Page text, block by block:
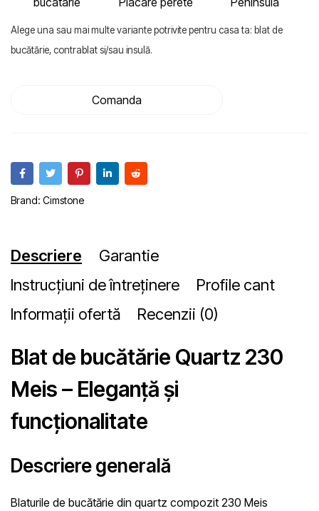
Alege una sau mai multe variante potrivite pentru casa ta: blat de
bucătărie, contrablat si/sau insulă.
Comanda
Brand: Cimstone
Descriere
Garantie
Instrucțiuni de întreținere
Profile cant
Informații ofertă
Recenzii (0)
Blat de bucătărie Quartz 230
Meis – Eleganță și
funcționalitate
Descriere generală
Blaturile de bucătărie din quartz compozit 230 Meis